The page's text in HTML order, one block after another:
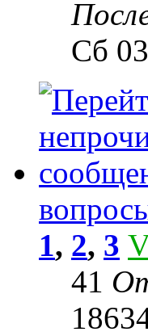
Сб
1, 2, 3
41